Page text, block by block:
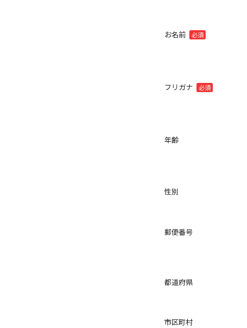
お名前 必須
フリガナ 必須
年齢
性別
郵便番号
都道府県
市区町村